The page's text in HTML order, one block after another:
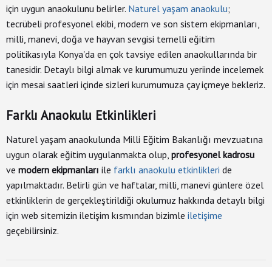
İletişim
&
Yardım
+
Firma
için uygun anaokulunu belirler. Naturel yaşam anaokulu;
tecrübeli profesyonel ekibi, modern ve son sistem ekipmanları,
milli, manevi, doğa ve hayvan sevgisi temelli eğitim
politikasıyla Konya'da en çok tavsiye edilen anaokullarında bir
tanesidir. Detaylı bilgi almak ve kurumumuzu yeriinde incelemek
için mesai saatleri içinde sizleri kurumumuza çay içmeye bekleriz.
Farklı Anaokulu Etkinlikleri
Naturel yaşam anaokulunda Milli Eğitim Bakanlığı mevzuatına
uygun olarak eğitim uygulanmakta olup, profesyonel kadrosu
ve modern ekipmanları ile farklı anaokulu etkinlikleri de
yapılmaktadır. Belirli gün ve haftalar, milli, manevi günlere özel
etkinliklerin de gerçekleştirildiği okulumuz hakkında detaylı bilgi
için web sitemizin iletişim kısmından bizimle iletişime
geçebilirsiniz.